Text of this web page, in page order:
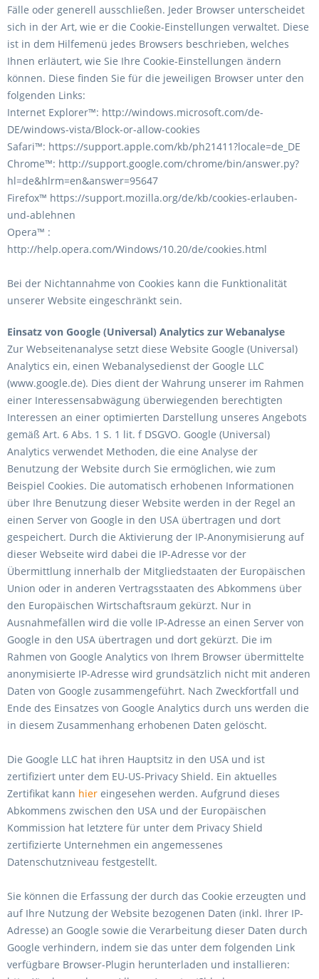
Fälle oder generell ausschließen. Jeder Browser unterscheidet
sich in der Art, wie er die Cookie-Einstellungen verwaltet. Diese
ist in dem Hilfemenü jedes Browsers beschrieben, welches
Ihnen erläutert, wie Sie Ihre Cookie-Einstellungen ändern
können. Diese finden Sie für die jeweiligen Browser unter den
folgenden Links:
Internet Explorer™: http://windows.microsoft.com/de-
DE/windows-vista/Block-or-allow-cookies
Safari™: https://support.apple.com/kb/ph21411?locale=de_DE
Chrome™: http://support.google.com/chrome/bin/answer.py?
hl=de&hlrm=en&answer=95647
Firefox™ https://support.mozilla.org/de/kb/cookies-erlauben-
und-ablehnen
Opera™ :
http://help.opera.com/Windows/10.20/de/cookies.html
Bei der Nichtannahme von Cookies kann die Funktionalität
unserer Website eingeschränkt sein.
Einsatz von Google (Universal) Analytics zur Webanalyse
Zur Webseitenanalyse setzt diese Website Google (Universal)
Analytics ein, einen Webanalysedienst der Google LLC
(www.google.de). Dies dient der Wahrung unserer im Rahmen
einer Interessensabwägung überwiegenden berechtigten
Interessen an einer optimierten Darstellung unseres Angebots
gemäß Art. 6 Abs. 1 S. 1 lit. f DSGVO. Google (Universal)
Analytics verwendet Methoden, die eine Analyse der
Benutzung der Website durch Sie ermöglichen, wie zum
Beispiel Cookies. Die automatisch erhobenen Informationen
über Ihre Benutzung dieser Website werden in der Regel an
einen Server von Google in den USA übertragen und dort
gespeichert. Durch die Aktivierung der IP-Anonymisierung auf
dieser Webseite wird dabei die IP-Adresse vor der
Übermittlung innerhalb der Mitgliedstaaten der Europäischen
Union oder in anderen Vertragsstaaten des Abkommens über
den Europäischen Wirtschaftsraum gekürzt. Nur in
Ausnahmefällen wird die volle IP-Adresse an einen Server von
Google in den USA übertragen und dort gekürzt. Die im
Rahmen von Google Analytics von Ihrem Browser übermittelte
anonymisierte IP-Adresse wird grundsätzlich nicht mit anderen
Daten von Google zusammengeführt. Nach Zweckfortfall und
Ende des Einsatzes von Google Analytics durch uns werden die
in diesem Zusammenhang erhobenen Daten gelöscht.
Die Google LLC hat ihren Hauptsitz in den USA und ist
zertifiziert unter dem EU-US-Privacy Shield. Ein aktuelles
Zertifikat kann hier eingesehen werden. Aufgrund dieses
Abkommens zwischen den USA und der Europäischen
Kommission hat letztere für unter dem Privacy Shield
zertifizierte Unternehmen ein angemessenes
Datenschutzniveau festgestellt.
Sie können die Erfassung der durch das Cookie erzeugten und
auf Ihre Nutzung der Website bezogenen Daten (inkl. Ihrer IP-
Adresse) an Google sowie die Verarbeitung dieser Daten durch
Google verhindern, indem sie das unter dem folgenden Link
verfügbare Browser-Plugin herunterladen und installieren: